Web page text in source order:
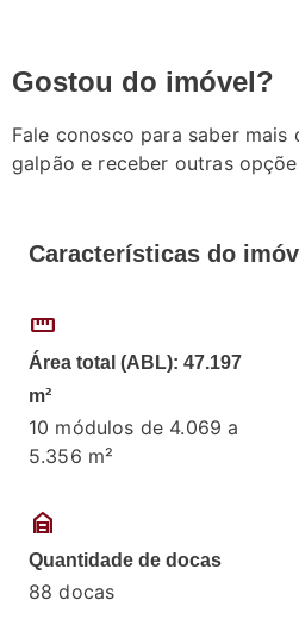
Gostou do imóvel?
Fale conosco para saber mais
galpão e receber outras
Características do
straighten
Área total (ABL): 47.197
m²
10 módulos de 4.069 a
5.356 m²
garage_home
Quantidade de docas
88 docas